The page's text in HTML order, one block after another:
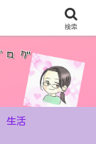
生活
検索